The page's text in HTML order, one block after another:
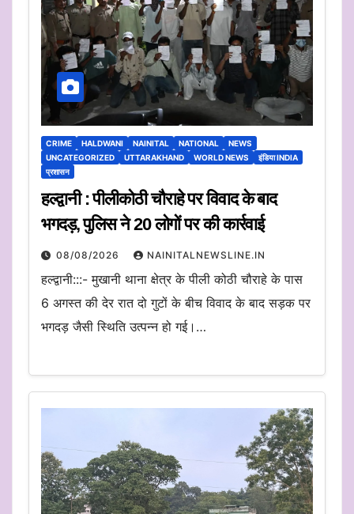
CRIME HALDWANI NAINITAL NATIONAL
NEWS
UNCATEGORIZED
UTTARAKHAND WORLD NEWS
इंडिया INDIA
प्रशासन
हल्द्वानी : पीलीकोठी चौराहे पर विवाद के बाद
भगदड़, पुलिस ने 20 लोगों पर की कार्रवाई
08/08/2026 NAINITALNEWSLINE.IN
हल्द्वानी:::- मुखानी थाना क्षेत्र के पीली कोठी चौराहे के पास
6 अगस्त की देर रात दो गुटों के बीच विवाद के बाद सड़क पर
भगदड़ जैसी स्थिति उत्पन्न हो गई।…